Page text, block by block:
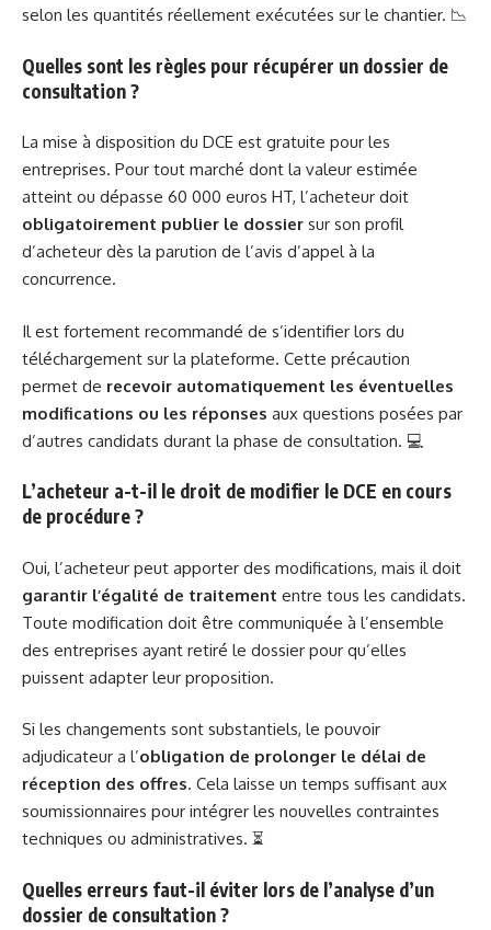
selon les quantités réellement exécutées sur le chantier. 📉
Quelles sont les règles pour récupérer un dossier de
consultation ?
La mise à disposition du DCE est gratuite pour les
entreprises. Pour tout marché dont la valeur estimée
atteint ou dépasse 60 000 euros HT, l’acheteur doit
obligatoirement publier le dossier sur son profil
d’acheteur dès la parution de l’avis d’appel à la
concurrence.
Il est fortement recommandé de s’identifier lors du
téléchargement sur la plateforme. Cette précaution
permet de recevoir automatiquement les éventuelles
modifications ou les réponses aux questions posées par
d’autres candidats durant la phase de consultation. 💻
L’acheteur a-t-il le droit de modifier le DCE en cours
de procédure ?
Oui, l’acheteur peut apporter des modifications, mais il doit
garantir l’égalité de traitement entre tous les candidats.
Toute modification doit être communiquée à l’ensemble
des entreprises ayant retiré le dossier pour qu’elles
puissent adapter leur proposition.
Si les changements sont substantiels, le pouvoir
adjudicateur a l’obligation de prolonger le délai de
réception des offres. Cela laisse un temps suffisant aux
soumissionnaires pour intégrer les nouvelles contraintes
techniques ou administratives. ⏳
Quelles erreurs faut-il éviter lors de l’analyse d’un
dossier de consultation ?